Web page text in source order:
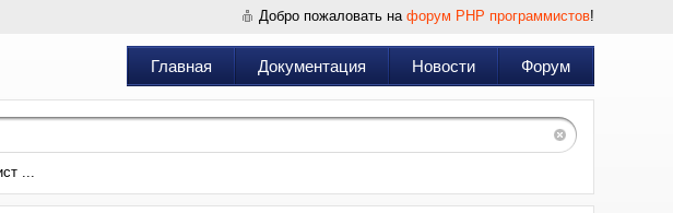
Добро пожаловать на форум PHP программистов!
Главная Документация Новости Форум
...